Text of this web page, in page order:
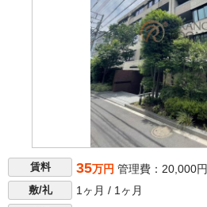
賃料 35万円 管理費：20,000円
敷/礼 1ヶ月 / 1ヶ月